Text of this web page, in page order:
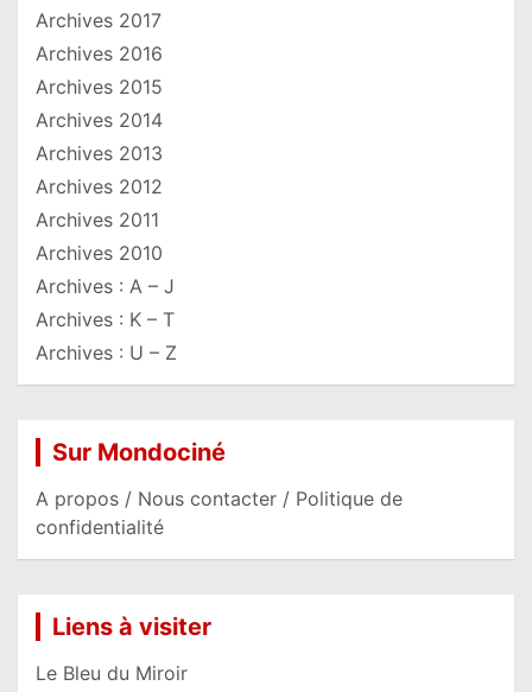
Archives 2017
Archives 2016
Archives 2015
Archives 2014
Archives 2013
Archives 2012
Archives 2011
Archives 2010
Archives : A – J
Archives : K – T
Archives : U – Z
Sur Mondociné
A propos / Nous contacter / Politique de
confidentialité
Liens à visiter
Le Bleu du Miroir